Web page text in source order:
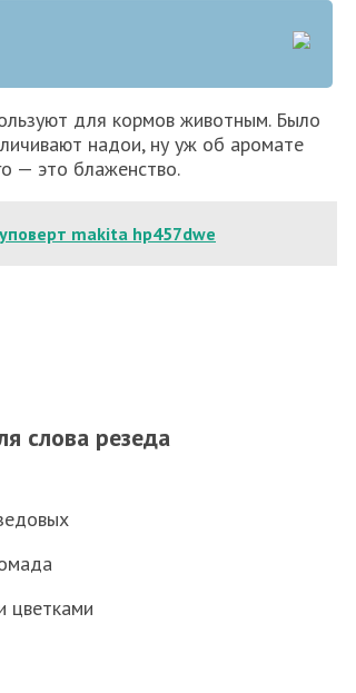
для кормов животным. Было
надои, ну уж об аромате
— это блаженство.
makita hp457dwe
слова резеда
цветками